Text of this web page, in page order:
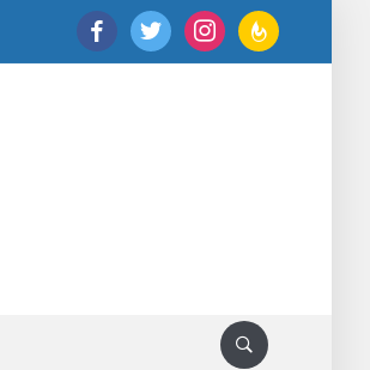
facebooktwitter instagramfeedburner